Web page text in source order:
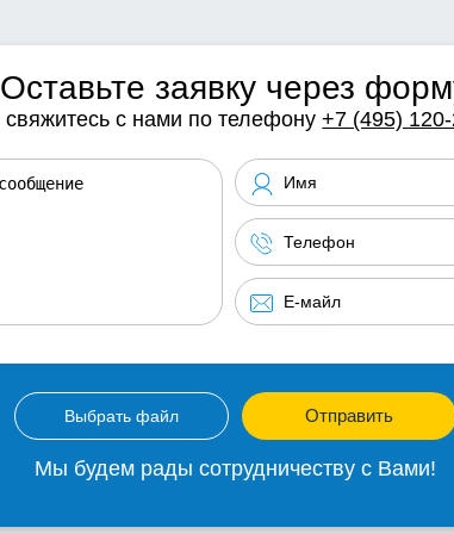
Оставьте заявку через
свяжитесь с нами по телефону+7 (495)
Выбрать файл Отправить
Мы будем рады сотрудничеству с Вами!